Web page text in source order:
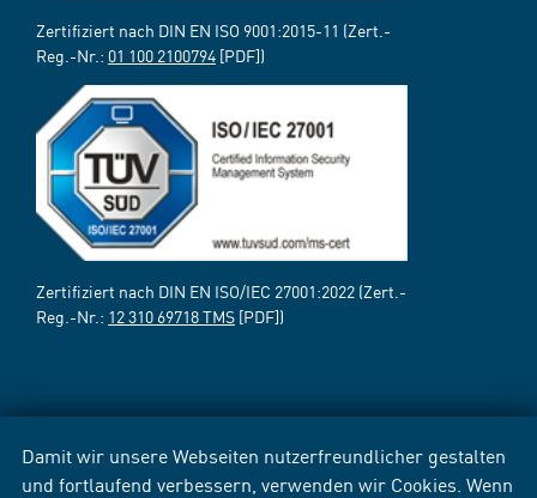
Damit wir unsere Webseiten nutzerfreundlicher gestalten
und fortlaufend verbessern, verwenden wir Cookies. Wenn
Zertifiziert nach DIN EN ISO 9001:2015-11 (Zert.-
Reg.-Nr.: 01 100 2100794 [PDF])
Zertifiziert nach DIN EN ISO/IEC 27001:2022 (Zert.-
Reg.-Nr.: 12 310 69718 TMS [PDF])